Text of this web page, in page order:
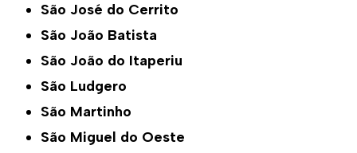
São José do Cerrito
São João Batista
São João do Itaperiu
São Ludgero
São Martinho
São Miguel do Oeste